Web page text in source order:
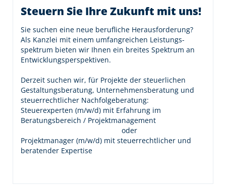
Steuern Sie Ihre Zukunft mit uns!
Sie suchen eine neue berufliche Herausforderung?
Als Kanzlei mit einem umfangreichen Leistungs­
spektrum bieten wir Ihnen ein breites Spektrum an
Entwicklungs­perspektiven.
Derzeit suchen wir, für Projekte der steuerlichen
Gestaltungsberatung, Unternehmensberatung und
steuerrechtlicher Nachfolgeberatung:
Steuerexperten (m/w/d) mit Erfahrung im
Beratungsbereich / Projektmanagement
oder
Projektmanager (m/w/d) mit steuerrechtlicher und
beratender Expertise